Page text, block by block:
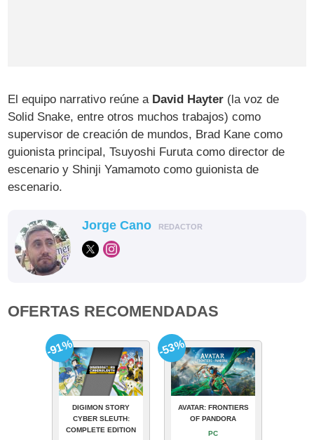
El equipo narrativo reúne a David Hayter (la voz de
Solid Snake, entre otros muchos trabajos) como
supervisor de creación de mundos, Brad Kane como
guionista principal, Tsuyoshi Furuta como director de
escenario y Shinji Yamamoto como guionista de
escenario.
Jorge Cano REDACTOR
OFERTAS RECOMENDADAS
DIGIMON STORY
CYBER SLEUTH:
COMPLETE EDITION
-91%
AVATAR: FRONTIERS
OF PANDORA
PC
-53%